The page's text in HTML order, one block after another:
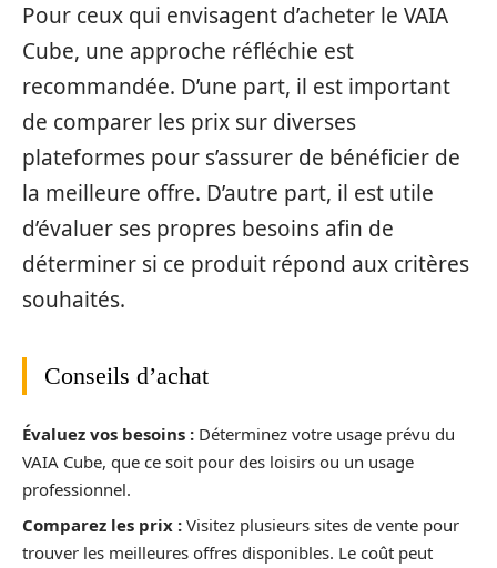
Pour ceux qui envisagent d’acheter le VAIA
Cube, une approche réfléchie est
recommandée. D’une part, il est important
de comparer les prix sur diverses
plateformes pour s’assurer de bénéficier de
la meilleure offre. D’autre part, il est utile
d’évaluer ses propres besoins afin de
déterminer si ce produit répond aux critères
souhaités.
Conseils d’achat
Évaluez vos besoins : Déterminez votre usage prévu du
VAIA Cube, que ce soit pour des loisirs ou un usage
professionnel.
Comparez les prix : Visitez plusieurs sites de vente pour
trouver les meilleures offres disponibles. Le coût peut